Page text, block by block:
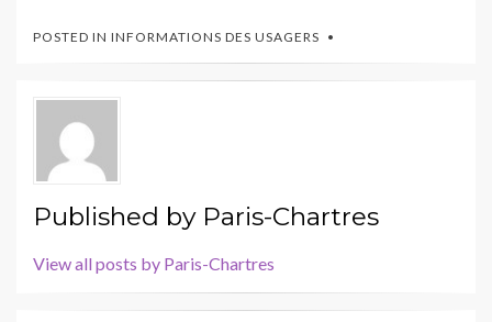
POSTED IN INFORMATIONS DES USAGERS
Published by Paris-Chartres
View all posts by Paris-Chartres